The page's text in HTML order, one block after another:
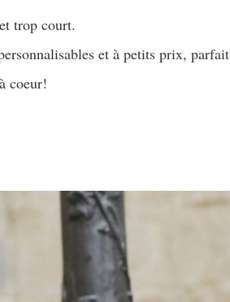
trop court.
et à petits prix, parfait
coeur!